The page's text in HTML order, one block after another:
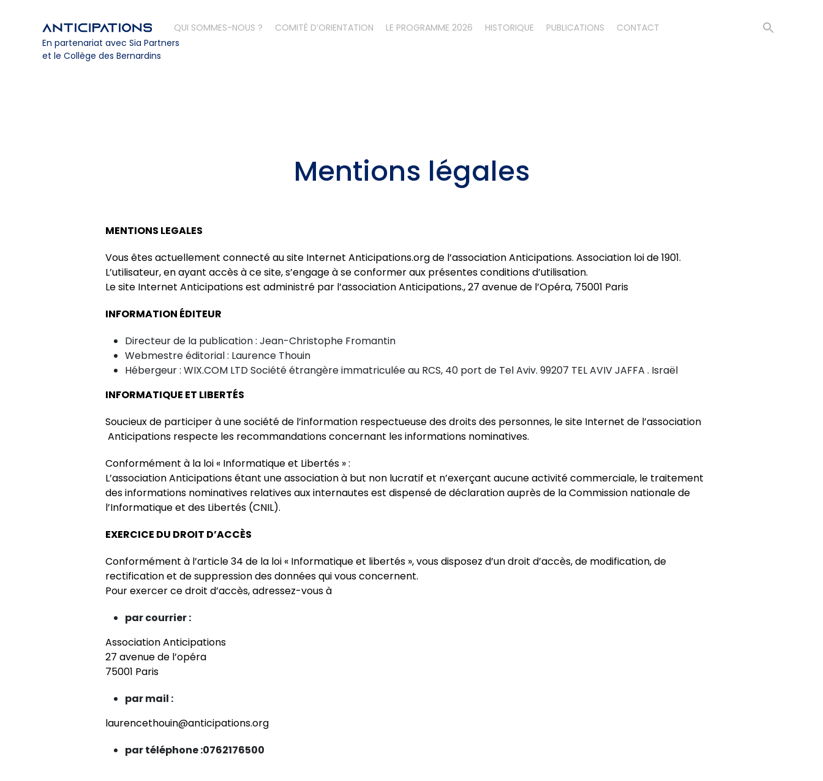
QUI SOMMES-NOUS ? COMITÉ D’ORIENTATION LE PROGRAMME 2026 HISTORIQUE PUBLICATIONS
CONTACT
En partenariat avec Sia Partners
et le Collège des Bernardins
Mentions légales
MENTIONS LEGALES
Vous êtes actuellement connecté au site Internet Anticipations.org de l’association Anticipations. Association loi de 1901.
L’utilisateur, en ayant accès à ce site, s’engage à se conformer aux présentes conditions d’utilisation.
Le site Internet Anticipations est administré par l’association Anticipations., 27 avenue de l’Opéra, 75001 Paris
INFORMATION ÉDITEUR
Directeur de la publication : Jean-Christophe Fromantin
Webmestre éditorial : Laurence Thouin
Hébergeur : WIX.COM LTD Société étrangère immatriculée au RCS, 40 port de Tel Aviv. 99207 TEL AVIV JAFFA . Israël
INFORMATIQUE ET LIBERTÉS
Soucieux de participer à une société de l’information respectueuse des droits des personnes, le site Internet de l’association
Anticipations respecte les recommandations concernant les informations nominatives.
Conformément à la loi « Informatique et Libertés » :
L’association Anticipations étant une association à but non lucratif et n’exerçant aucune activité commerciale, le traitement
des informations nominatives relatives aux internautes est dispensé de déclaration auprès de la Commission nationale de
l’Informatique et des Libertés (CNIL).
EXERCICE DU DROIT D’ACCÈS
Conformément à l’article 34 de la loi « Informatique et libertés », vous disposez d’un droit d’accès, de modification, de
rectification et de suppression des données qui vous concernent.
Pour exercer ce droit d’accès, adressez-vous à
par courrier :
Association Anticipations
27 avenue de l’opéra
75001 Paris
par mail :
laurencethouin@anticipations.org
par téléphone :0762176500